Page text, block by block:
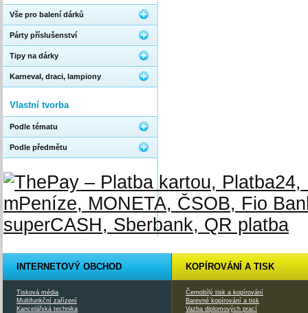
Vše pro balení dárků
Párty příslušenství
Tipy na dárky
Karneval, draci, lampiony
Vlastní tvorba
Podle tématu
Podle předmětu
INTERNETOVÝ OBCHOD
Tisková média
Multifunkční zařízení
Kancelářská technika
KOPÍROVÁNÍ A TISK
Černobílý tisk a kopírování
Barevné kopírování a tisk
Vazba diplomových prací